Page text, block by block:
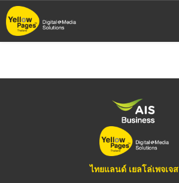
ข้าม
ไป
ไทยแลนด์ เยลโล่เพจเจส